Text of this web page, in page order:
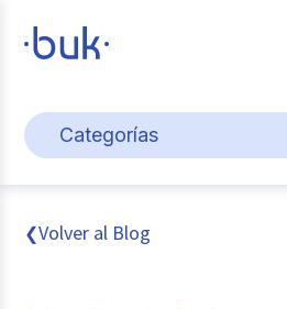
Perú
Categorías
Gestión de personas
Cultura y bienestar laboral
❮Volver al Blog